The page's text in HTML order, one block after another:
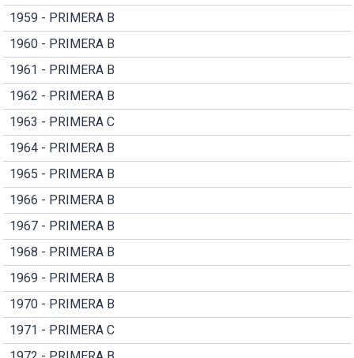
1959 - PRIMERA B
1960 - PRIMERA B
1961 - PRIMERA B
1962 - PRIMERA B
1963 - PRIMERA C
1964 - PRIMERA B
1965 - PRIMERA B
1966 - PRIMERA B
1967 - PRIMERA B
1968 - PRIMERA B
1969 - PRIMERA B
1970 - PRIMERA B
1971 - PRIMERA C